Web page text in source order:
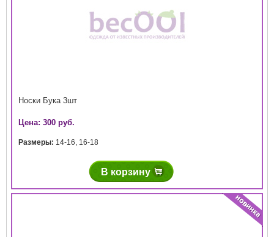
Носки Бука 3шт
Цена: 300 руб.
Размеры: 14-16, 16-18
В корзину